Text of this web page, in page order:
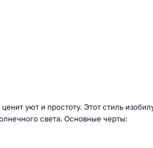
уют и простоту. Этот стиль
света. Основные черты: